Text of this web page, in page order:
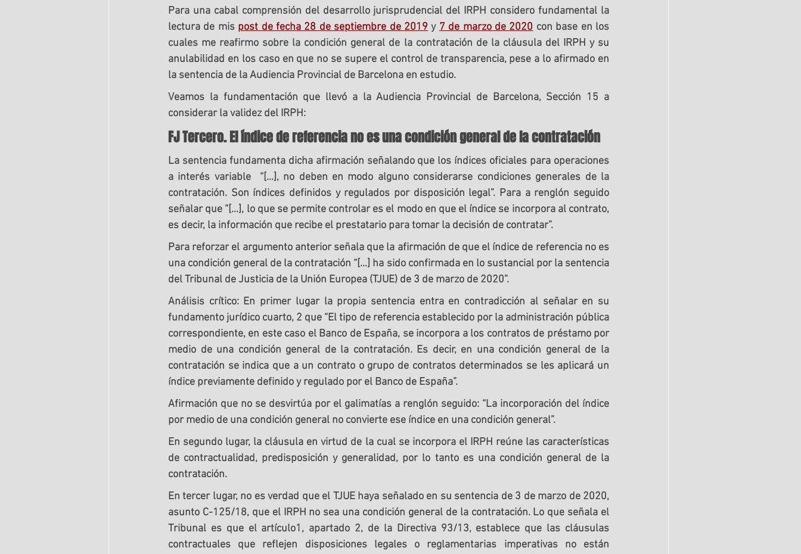
Para una cabal comprensión del desarrollo jurisprudencial del IRPH considero fundamental la
lectura de mis post de fecha 28 de septiembre de 2019 y 7 de marzo de 2020 con base en los
cuales me reafirmo sobre la condición general de la contratación de la cláusula del IRPH y su
anulabilidad en los caso en que no se supere el control de transparencia, pese a lo afirmado en
la sentencia de la Audiencia Provincial de Barcelona en estudio.
Veamos la fundamentación que llevó a la Audiencia Provincial de Barcelona, Sección 15 a
considerar la validez del IRPH:
FJ Tercero. El índice de referencia no es una condición general de la contratación
La sentencia fundamenta dicha afirmación señalando que los índices oficiales para operaciones
a interés variable  “[…], no deben en modo alguno considerarse condiciones generales de la
contratación. Son índices definidos y regulados por disposición legal”. Para a renglón seguido
señalar que “[…], lo que se permite controlar es el modo en que el índice se incorpora al contrato,
es decir, la información que recibe el prestatario para tomar la decisión de contratar”.
Para reforzar el argumento anterior señala que la afirmación de que el índice de referencia no es
una condición general de la contratación “[…] ha sido confirmada en lo sustancial por la sentencia
del Tribunal de Justicia de la Unión Europea (TJUE) de 3 de marzo de 2020”.
Análisis crítico: En primer lugar la propia sentencia entra en contradicción al señalar en su
fundamento jurídico cuarto, 2 que “El tipo de referencia establecido por la administración pública
correspondiente, en este caso el Banco de España, se incorpora a los contratos de préstamo por
medio de una condición general de la contratación. Es decir, en una condición general de la
contratación se indica que a un contrato o grupo de contratos determinados se les aplicará un
índice previamente definido y regulado por el Banco de España”.
Afirmación que no se desvirtúa por el galimatías a renglón seguido: “La incorporación del índice
por medio de una condición general no convierte ese índice en una condición general”.
En segundo lugar, la cláusula en virtud de la cual se incorpora el IRPH reúne las características
de contractualidad, predisposición y generalidad, por lo tanto es una condición general de la
contratación.
En tercer lugar, no es verdad que el TJUE haya señalado en su sentencia de 3 de marzo de 2020,
asunto C-125/18, que el IRPH no sea una condición general de la contratación. Lo que señala el
Tribunal es que el artículo1, apartado 2, de la Directiva 93/13, establece que las cláusulas
contractuales que reflejen disposiciones legales o reglamentarias imperativas no están